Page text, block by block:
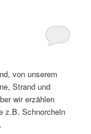
von unserem
Strand und
wir erzählen
z.B. Schnorcheln